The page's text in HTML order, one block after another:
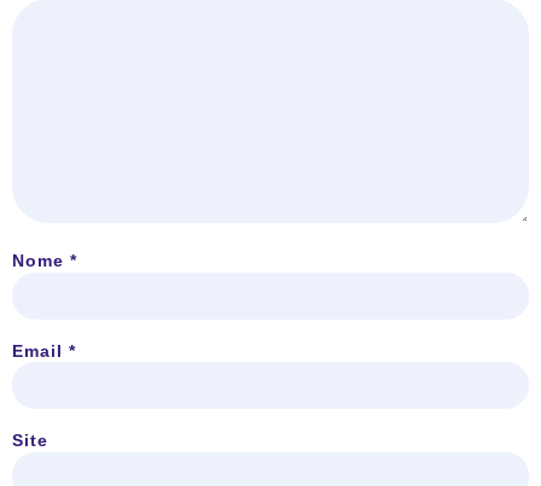
Nome *
Email *
Site